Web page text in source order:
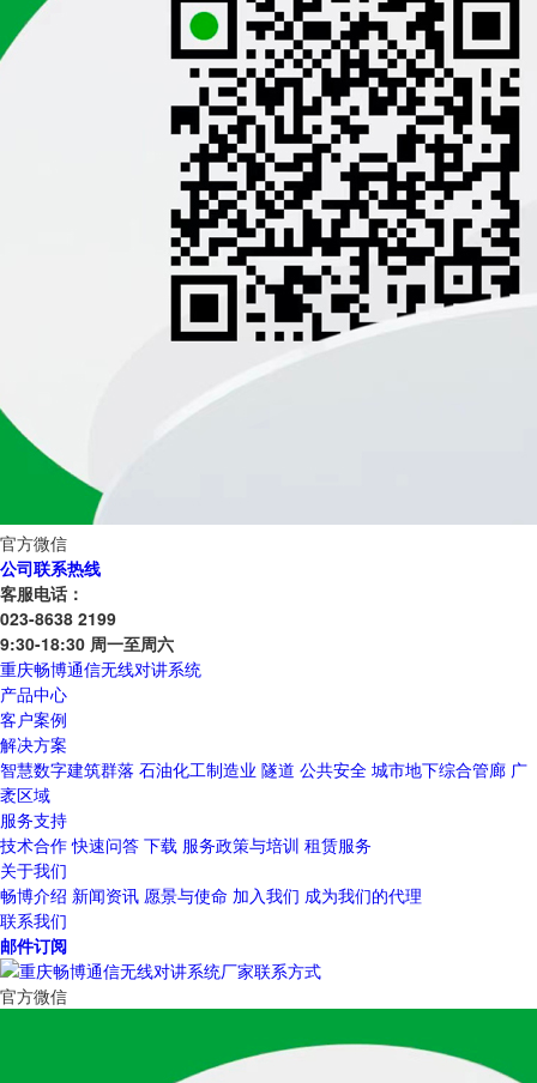
官方微信
公司联系热线
客服电话：
023-8638 2199
9:30-18:30 周一至周六
重庆畅博通信无线对讲系统
产品中心
客户案例
解决方案
智慧数字建筑群落 石油化工制造业 隧道 公共安全 城市地下综合管廊 广
袤区域
服务支持
技术合作 快速问答 下载 服务政策与培训 租赁服务
关于我们
畅博介绍 新闻资讯 愿景与使命 加入我们 成为我们的代理
联系我们
邮件订阅
官方微信